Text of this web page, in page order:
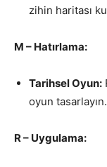
zihin haritası
M – Hatırlama:
Tarihsel Oyun:
oyun tasarlayın.
R – Uygulama: